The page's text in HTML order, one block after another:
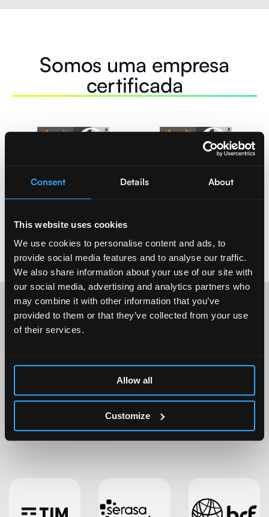
Consent Details About
This website uses cookies
We use cookies to personalise content and ads, to
provide social media features and to analyse our traffic.
We also share information about your use of our site with
our social media, advertising and analytics partners who
may combine it with other information that you’ve
provided to them or that they’ve collected from your use
of their services.
Allow all
Customize
Somos uma empresa
certificada
Quem imp